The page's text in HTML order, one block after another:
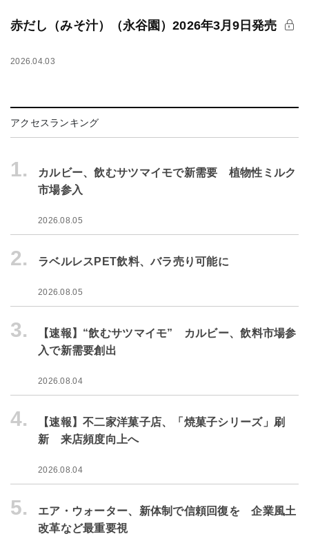
赤だし（みそ汁）（永谷園）2026年3月9日発売
2026.04.03
アクセスランキング
1.
カルビー、飲むサツマイモで新需要 植物性ミルク
市場参入
2026.08.05
2. ラベルレスPET飲料、バラ売り可能に
2026.08.05
3.
【速報】“飲むサツマイモ” カルビー、飲料市場参
入で新需要創出
2026.08.04
4.
【速報】不二家洋菓子店、「焼菓子シリーズ」刷
新 来店頻度向上へ
2026.08.04
5.
エア・ウォーター、新体制で信頼回復を 企業風土
改革など最重要視